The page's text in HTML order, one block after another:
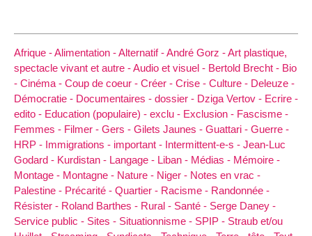
Afrique -Alimentation -Alternatif -André Gorz -Art plastique,
spectacle vivant et autre -Audio et visuel - Bertold Brecht - Bio
- Cinéma - Coup de coeur - Créer - Crise - Culture - Deleuze -
Démocratie - Documentaires - dossier - Dziga Vertov - Ecrire -
edito - Education (populaire) - exclu - Exclusion - Fascisme -
Femmes - Filmer - Gers - Gilets Jaunes - Guattari - Guerre -
HRP - Immigrations - important - Intermittent-e-s - Jean-Luc
Godard - Kurdistan - Langage - Liban - Médias - Mémoire -
Montage - Montagne - Nature - Niger - Notes en vrac -
Palestine - Précarité - Quartier - Racisme - Randonnée -
Résister - Roland Barthes - Rural - Santé - Serge Daney -
Service public - Sites - Situationnisme - SPIP - Straub et/ou